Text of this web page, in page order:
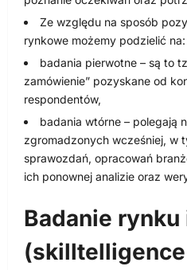
Ze względu na sposób
rynkowe możemy podzielić na:
badania pierwotne – są to
zamówienie” pozyskane od
respondentów,
badania wtórne – polegają
zgromadzonych wcześniej, w
sprawozdań, opracowań
ich ponownej analizie oraz
Badanie